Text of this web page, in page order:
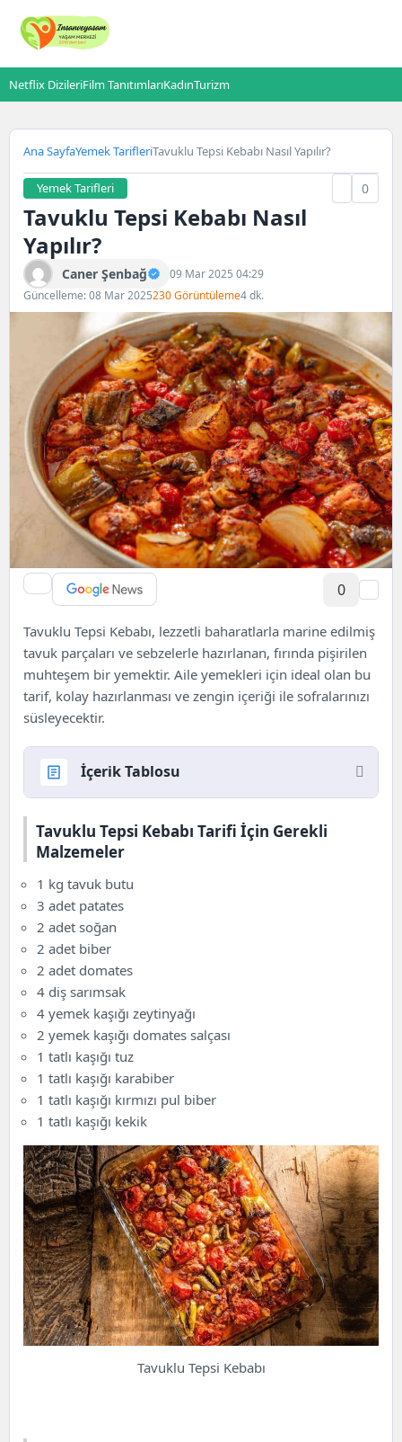
Netflix DizileriFilm TanıtımlarıKadınTurizm
Ana SayfaYemek TarifleriTavuklu Tepsi Kebabı Nasıl Yapılır?
Yemek Tarifleri 0
Tavuklu Tepsi Kebabı Nasıl
Yapılır?
Caner Şenbağ
09 Mar 2025 04:29
Güncelleme: 08 Mar 2025230 Görüntüleme4 dk.
0
Tavuklu Tepsi Kebabı, lezzetli baharatlarla marine edilmiş
tavuk parçaları ve sebzelerle hazırlanan, fırında pişirilen
muhteşem bir yemektir. Aile yemekleri için ideal olan bu
tarif, kolay hazırlanması ve zengin içeriği ile sofralarınızı
süsleyecektir.
İçerik Tablosu
Tavuklu Tepsi Kebabı Tarifi İçin Gerekli
Malzemeler
Tavuklu Tepsi Kebabı Tarif Süresi
Kaç Kişilik
Porsiyon Başına Besin Değerleri
Tarif İçin Gereken Araç ve Gereçler
Tavuklu Tepsi Kebabı Tarifi Püf Noktaları
Sağlığa Faydaları
Veganlar İçin Tavsiyeler
Tavuklu Tepsi Kebabı Tarifi İçin Gerekli
Malzemeler
1 kg tavuk butu
3 adet patates
2 adet soğan
2 adet biber
2 adet domates
4 diş sarımsak
4 yemek kaşığı zeytinyağı
2 yemek kaşığı domates salçası
1 tatlı kaşığı tuz
1 tatlı kaşığı karabiber
1 tatlı kaşığı kırmızı pul biber
1 tatlı kaşığı kekik
Tavuklu Tepsi Kebabı